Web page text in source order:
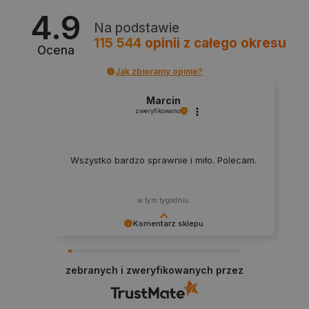
4.9
Ocena
Na podstawie
115 544 opinii z całego okresu
Jak zbieramy opinie?
Komentarz sklepu
na przyszłość.
Marcin
zweryfikowano
Wszystko bardzo sprawnie i miło. Polecam.
w tym tygodniu
zebranych i zweryfikowanych przez